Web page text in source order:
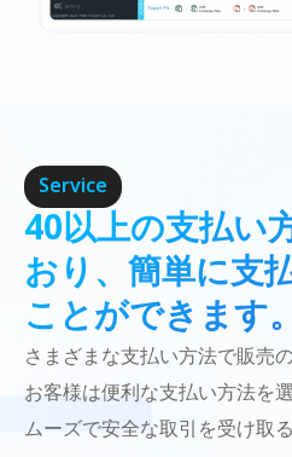
40以上の支払い
おり、簡単に支
ことができます。
さまざまな支払い方法で販売
お客様は便利な支払い方法を
ムーズで安全な取引を受け取
Service